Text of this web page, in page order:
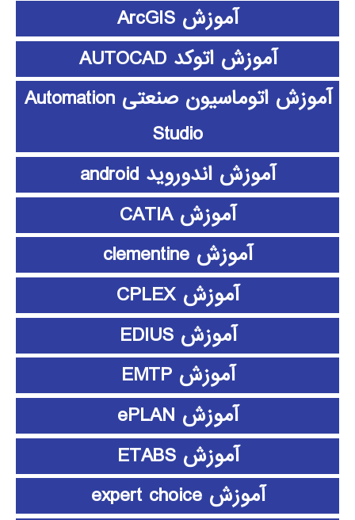
آموزش ArcGIS
آموزش اتوکد AUTOCAD
آموزش اتوماسیون صنعتی Automation
Studio
آموزش اندوروید android
آموزش CATIA
آموزش clementine
آموزش CPLEX
آموزش EDIUS
آموزش EMTP
آموزش ePLAN
آموزش ETABS
آموزش expert choice